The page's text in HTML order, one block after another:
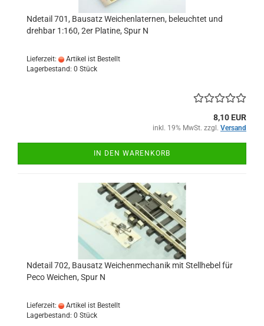
Ndetail 701, Bausatz Weichenlaternen, beleuchtet und
drehbar 1:160, 2er Platine, Spur N
Lieferzeit:
Artikel ist Bestellt
Lagerbestand: 0 Stück
8,10 EUR
inkl. 19% MwSt. zzgl. Versand
IN DEN WARENKORB
Ndetail 702, Bausatz Weichenmechanik mit Stellhebel für
Peco Weichen, Spur N
Lieferzeit:
Artikel ist Bestellt
Lagerbestand: 0 Stück